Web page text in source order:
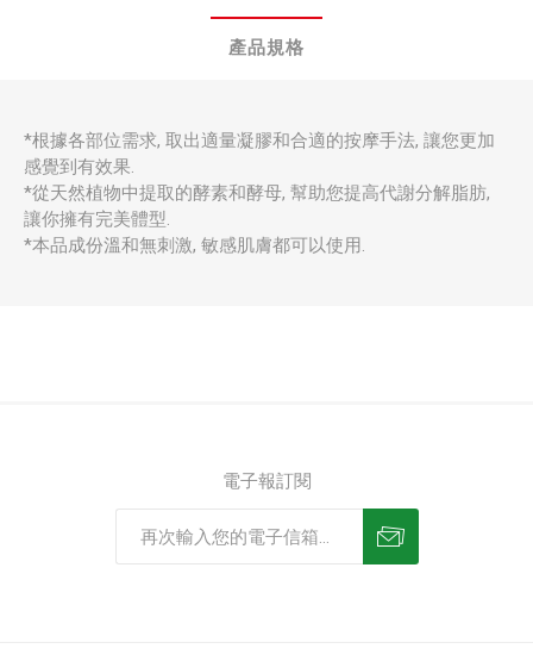
產品規格
*根據各部位需求, 取出適量凝膠和合適的按摩手法, 讓您更加
感覺到有效果.
*從天然植物中提取的酵素和酵母, 幫助您提高代謝分解脂肪,
讓你擁有完美體型.
*本品成份溫和無刺激, 敏感肌膚都可以使用.
電子報訂閱